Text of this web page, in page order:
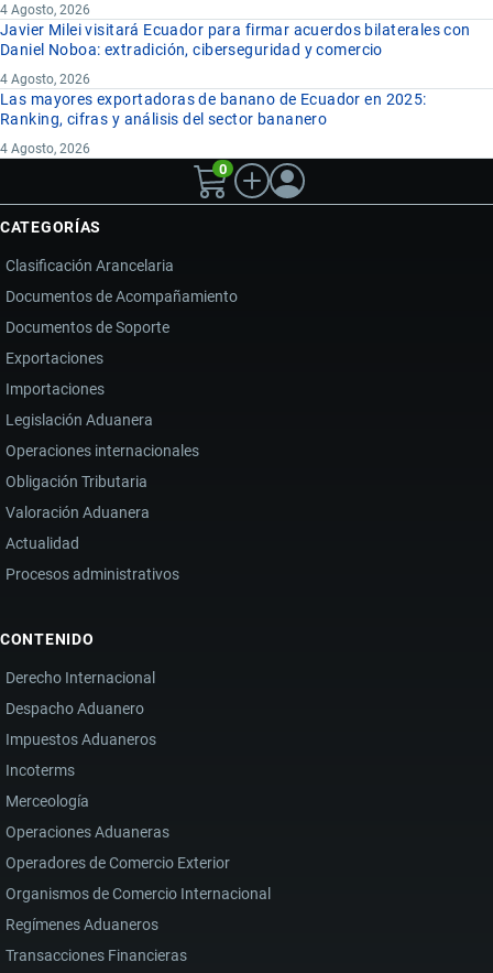
4 Agosto, 2026
Javier Milei visitará Ecuador para firmar acuerdos bilaterales con
Daniel Noboa: extradición, ciberseguridad y comercio
4 Agosto, 2026
Las mayores exportadoras de banano de Ecuador en 2025:
Ranking, cifras y análisis del sector bananero
4 Agosto, 2026
0
CATEGORÍAS
Clasificación Arancelaria
Documentos de Acompañamiento
Documentos de Soporte
Exportaciones
Importaciones
Legislación Aduanera
Operaciones internacionales
Obligación Tributaria
Valoración Aduanera
Actualidad
Procesos administrativos
CONTENIDO
Derecho Internacional
Despacho Aduanero
Impuestos Aduaneros
Incoterms
Merceología
Operaciones Aduaneras
Operadores de Comercio Exterior
Organismos de Comercio Internacional
Regímenes Aduaneros
Transacciones Financieras